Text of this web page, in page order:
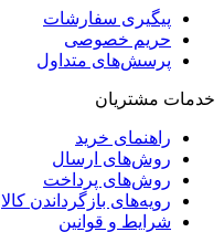
پیگیری سفارشات
حریم خصوصی
پرسش‌های متداول
خدمات مشتریان
راهنمای خرید
روش‌های ارسال
روش‌های پرداخت
رویه‌های بازگرداندن کالا
شرایط و قوانین